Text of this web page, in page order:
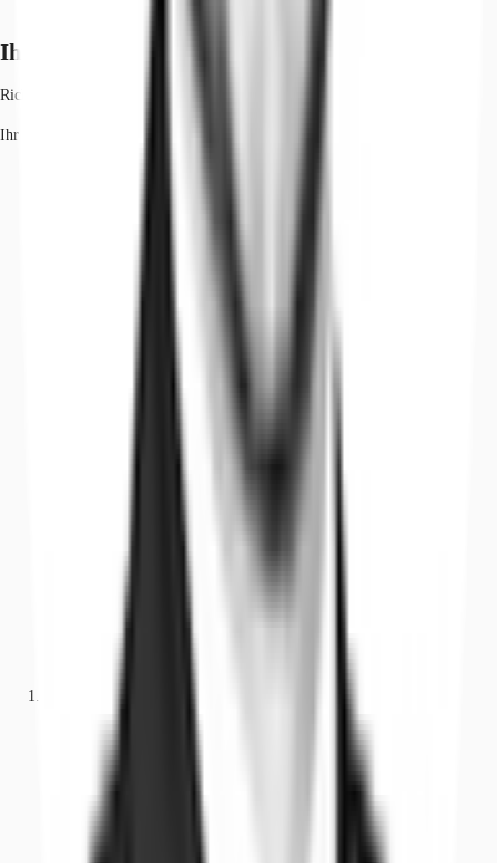
Ihr Kontakt
Richard Steimel
Ihr Kontakt